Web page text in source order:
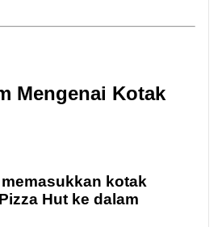
Mengenai Kotak
kotak
Hut ke dalam